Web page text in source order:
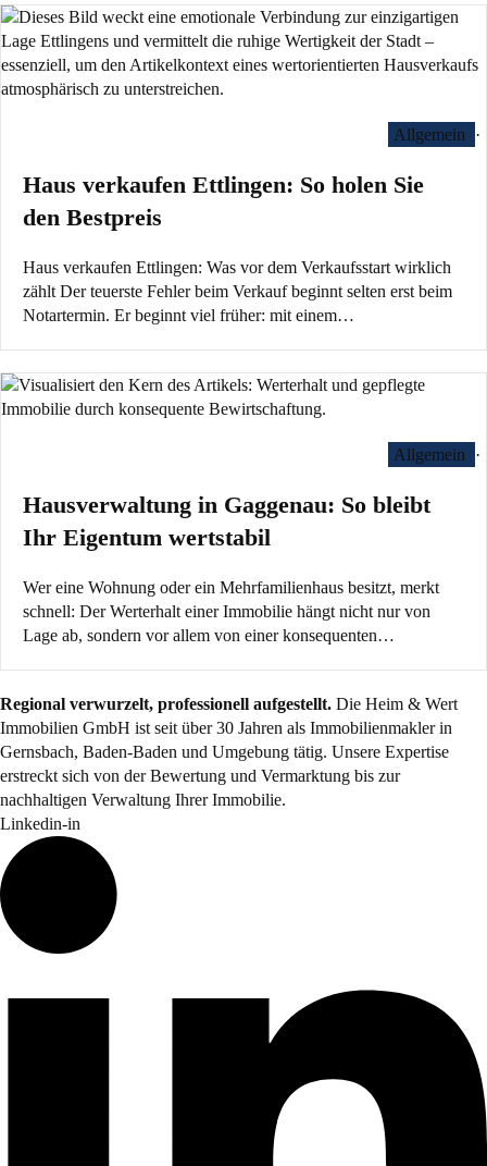
Allgemein ·
Haus verkaufen Ettlingen: So holen Sie
den Bestpreis
Haus verkaufen Ettlingen: Was vor dem Verkaufsstart wirklich
zählt Der teuerste Fehler beim Verkauf beginnt selten erst beim
Notartermin. Er beginnt viel früher: mit einem…
Allgemein ·
Hausverwaltung in Gaggenau: So bleibt
Ihr Eigentum wertstabil
Wer eine Wohnung oder ein Mehrfamilienhaus besitzt, merkt
schnell: Der Werterhalt einer Immobilie hängt nicht nur von
Lage ab, sondern vor allem von einer konsequenten…
Regional verwurzelt, professionell aufgestellt. Die Heim & Wert
Immobilien GmbH ist seit über 30 Jahren als Immobilienmaklerin
Gernsbach, Baden-Baden und Umgebung tätig. Unsere Expertise
erstreckt sich von der Bewertung und Vermarktung bis zur
nachhaltigen Verwaltung Ihrer Immobilie.
Linkedin-in